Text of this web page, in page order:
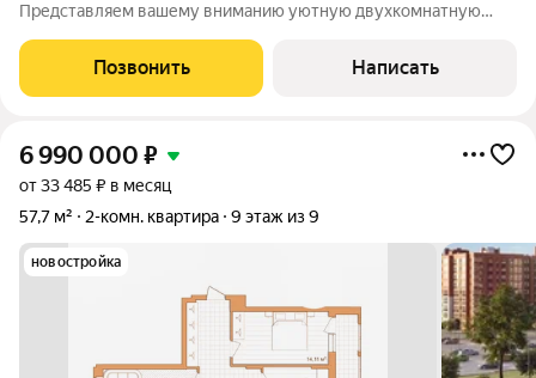
Представляем вашему вниманию уютную двухкомнатную
расположенном в самом сердце города. Это идеальное место
для тех, кто ценит комфорт, безопасность
Позвонить Написать
6 990 000 ₽
от 33 485 ₽ в месяц
57,7 м²
2-комн. квартира 9 этаж из 9
новостройка